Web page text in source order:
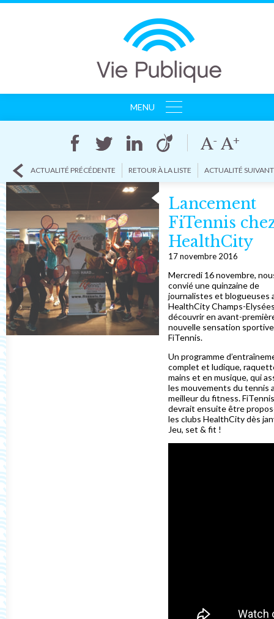
MENU
RÉFÉRENCES
ACTUALITÉS
ACTUALITÉ PRÉCÉDENTE RETOUR À LA LISTE ACTUALITÉ
Lancement
FiTennis
HealthCity
17 novembre 2016
Mercredi 16 novembre,
convié une quinzaine de
journalistes et blogueuses
HealthCity Champs-
découvrir en avant-
nouvelle sensation
FiTennis.
Un programme
complet et ludique,
mains et en musique, qui
les mouvements du tennis
meilleur du fitness. FiTennis
devrait ensuite être
les clubs HealthCity dès
Jeu, set & fit !